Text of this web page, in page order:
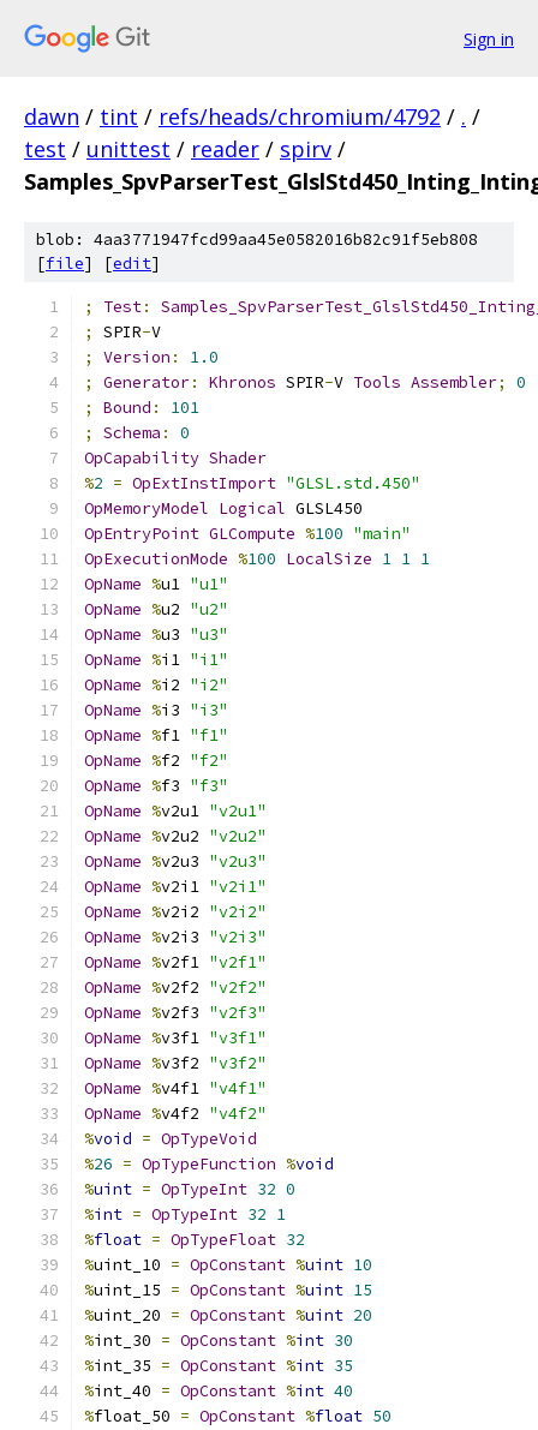
Sign in
dawn / tint / refs/heads/chromium/4792 / . /
test / unittest / reader / spirv /
blob: 4aa3771947fcd99aa45e0582016b82c91f5eb808
[file] [edit]
; Test:
;
SPIR-V
;
Version :
1.0
;
Generator: Khronos SPIR-V Tools Assembler;
0
;
Bound :
101
;
Schema :
0
OpCapability Shader
%2 = OpExtInstImport "GLSL.std.450"
OpMemoryModel Logical GLSL450
OpEntryPoint GLCompute %100 "main"
OpExecutionMode %100 LocalSize 1 1 1
OpName %u1 "u1"
OpName %u2 "u2"
OpName %u3 "u3"
OpName %i1 "i1"
OpName %i2 "i2"
OpName %i3 "i3"
OpName %f1 "f1"
OpName %f2 "f2"
OpName %f3 "f3"
OpName %v2u1 "v2u1"
OpName %v2u2 "v2u2"
OpName %v2u3 "v2u3"
OpName %v2i1 "v2i1"
OpName %v2i2 "v2i2"
OpName %v2i3 "v2i3"
OpName %v2f1 "v2f1"
OpName %v2f2 "v2f2"
OpName %v2f3 "v2f3"
OpName %v3f1 "v3f1"
OpName %v3f2 "v3f2"
OpName %v4f1 "v4f1"
OpName %v4f2 "v4f2"
%void = OpTypeVoid
%26 = OpTypeFunction %void
%uint = OpTypeInt 32 0
%int = OpTypeInt 32 1
%float = OpTypeFloat 32
%uint_10 = OpConstant %uint 10
%uint_15 = OpConstant %uint 15
%uint_20 = OpConstant %uint 20
%int_30 = OpConstant %int 30
%int_35 = OpConstant %int 35
%int_40 = OpConstant %int 40
%float_50 = OpConstant %float 50